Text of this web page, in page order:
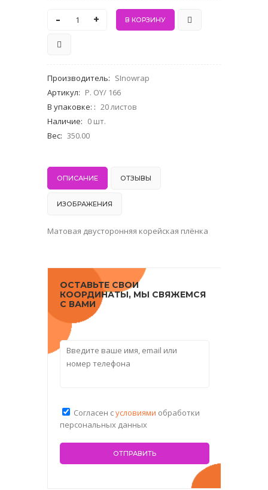
- +
Производитель: SInowrap
Артикул: P. OY/ 166
В упаковке: : 20 листов
Наличие: 0 шт.
Вес: 350.00
ОПИСАНИЕ ОТЗЫВЫ
ИЗОБРАЖЕНИЯ
Матовая двусторонняя корейская плёнка
ОСТАВЬТЕ СВОИ
КООРДИНАТЫ, МЫ СВЯЖЕМСЯ
С ВАМИ
Согласен сусловиями обработки
персональных данных